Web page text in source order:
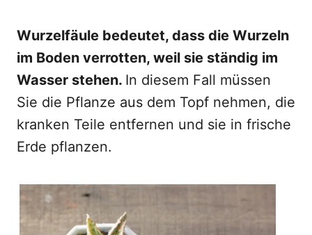
Wurzelfäule bedeutet, dass die Wurzeln
im Boden verrotten, weil sie ständig im
Wasser stehen. In diesem Fall müssen
Sie die Pflanze aus dem Topf nehmen, die
kranken Teile entfernen und sie in frische
Erde pflanzen.